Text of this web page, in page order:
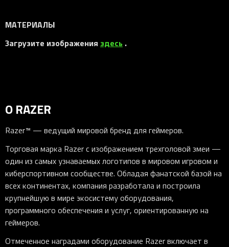
МАТЕРИАЛЫ
Загрузите изображения здесь .
О RAZER
Razer™ — ведущий мировой бренд для геймеров.
Торговая марка Razer с изображением трехголовой змеи —
один из самых узнаваемых логотипов в мировом игровом и
киберспортивном сообществе. Обладая фанатской базой на
всех континентах, компания разработала и построила
крупнейшую в мире экосистему оборудования,
программного обеспечения и услуг, ориентированную на
геймеров.
Отмеченное наградами оборудование Razer включает в